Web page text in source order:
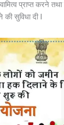
प्राप्त करने
सुविधा दी I